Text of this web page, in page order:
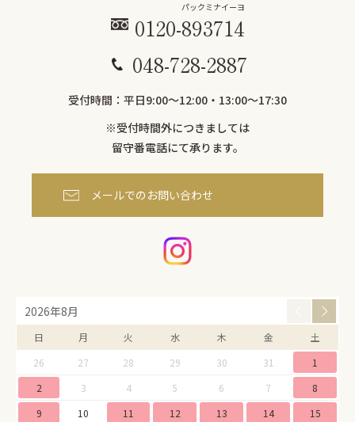
0120-893
パックミ
714
ナイーヨ
048-728-2887
受付時間：平日9:00〜12:00・13:00～17:30
※受付時間外につきましては
留守番電話にて承ります。
メールでのお問い合わせ
2026年8月
日 月 火 水 木 金
土
26
27 28 29 30 31
1
2
3 4 5 6 7
8
9
10 11 12 13 14 15